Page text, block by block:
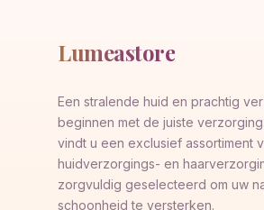
Lumeastore
Een stralende huid en prachtig
beginnen met de juiste
vindt u een exclusief assortiment
huidverzorgings- en
zorgvuldig geselecteerd om uw
schoonheid te versterken.